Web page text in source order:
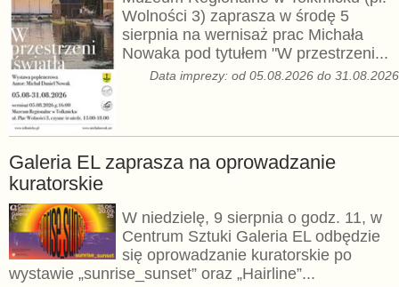
Wolności 3) zaprasza w środę 5
sierpnia na wernisaż prac Michała
Nowaka pod tytułem "W przestrzeni...
Data imprezy: od 05.08.2026 do 31.08.2026
Galeria EL zaprasza na oprowadzanie
kuratorskie
W niedzielę, 9 sierpnia o godz. 11, w
Centrum Sztuki Galeria EL odbędzie
się oprowadzanie kuratorskie po
wystawie „sunrise_sunset” oraz „Hairline”...